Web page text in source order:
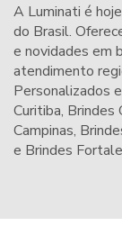
A Luminati é
do Brasil.
e novidades em
atendimento
Personalizados
Curitiba, Brindes
Campinas,
e Brindes